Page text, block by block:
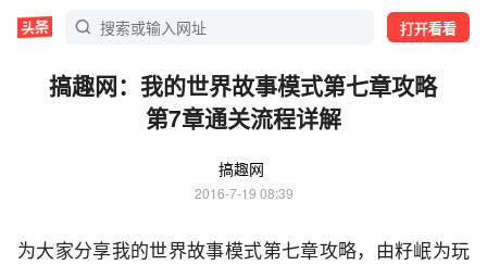
打开看看
搞趣网：我的世界故事模式第七章攻略
第7章通关流程详解
搞趣网
2016-7-19 08:39
为大家分享我的世界故事模式第七章攻略，由籽岷为玩